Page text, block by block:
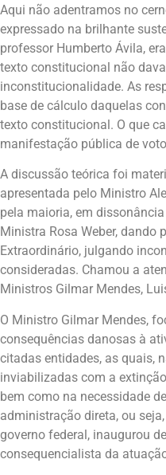
Aqui não adentramos no
expressado na brilhante
professor Humberto Ávila,
texto constitucional não
inconstitucionalidade. As
base de cálculo daquelas
texto constitucional. O que
manifestação pública de
A discussão teórica foi
apresentada pelo Ministro
pela maioria, em
Ministra Rosa Weber, dando
Extraordinário, julgando
consideradas. Chamou a
Ministros Gilmar Mendes,
O Ministro Gilmar Mendes,
consequências danosas à
citadas entidades, as quais,
inviabilizadas com a
bem como na necessidade
administração direta, ou
governo federal, inaugurou
consequencialista da